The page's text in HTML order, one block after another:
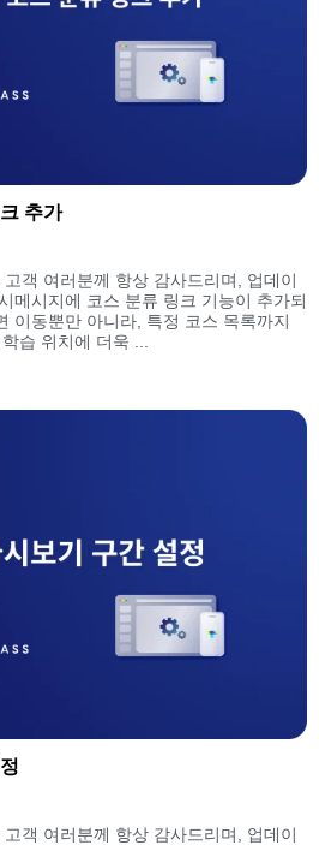
추가
객 여러분께 항상 감사드리며, 업데이
메시지에 코스 분류 링크 기능이 추가되
이동뿐만 아니라, 특정 코스 목록까지
습 위치에 더욱 ...
객 여러분께 항상 감사드리며, 업데이